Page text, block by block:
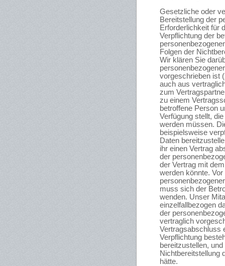
Gesetzliche oder
Bereitstellung der
Erforderlichkeit für
Verpflichtung der
Folgen der
Wir klären Sie
vorgeschrieben ist
auch aus
zum
zu einem
betroffene Person
Verfügung stellt,
werden müssen.
beispielsweise
Daten
ihr einen Vertrag
der
der Vertrag mit
werden könnte.
muss sich der
wenden. Unser
einzelfallbezogen
der
vertraglich
Vertragsabschluss
Verpflichtung
bereitzustellen,
Nichtbereitstellung
hätte.